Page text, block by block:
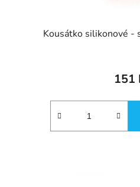
Kousátko silikonové -
151